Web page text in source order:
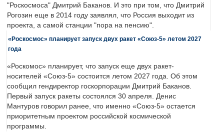
"Роскосмоса" Дмитрий Баканов. И это при том, что Дмитрий
Рогозин еще в 2014 году заявлял, что Россия выходит из
проекта, а самой станции "пора на пенсию".
«Роскосмос» планирует запуск двух ракет «Союз-5» летом 2027
года
«Роскомос» планирует, что запуск еще двух ракет-
носителей «Союз-5» состоится летом 2027 года. Об этом
сообщил гендиректор госкорпорации Дмитрий Баканов.
Первый запуск ракеты состоялся 30 апреля. Денис
Мантуров говорил ранее, что именно «Союз-5» остается
приоритетным проектом российской космической
программы.